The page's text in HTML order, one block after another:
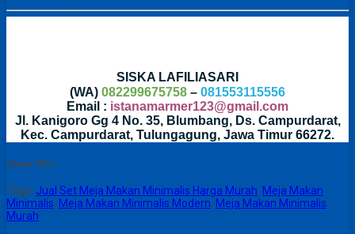
SISKA LAFILIASARI
(WA) 082299675758 – 081553115556
Email : istanamarmer123@gmail.com
Jl. Kanigoro Gg 4 No. 35, Blumbang, Ds. Campurdarat,
Kec. Campurdarat, Tulungagung, Jawa Timur 66272.
Share This :
Tags: Jual Set Meja Makan Minimalis Harga Murah, Meja Makan
Minimalis, Meja Makan Minimalis Modern, Meja Makan Minimalis
Murah